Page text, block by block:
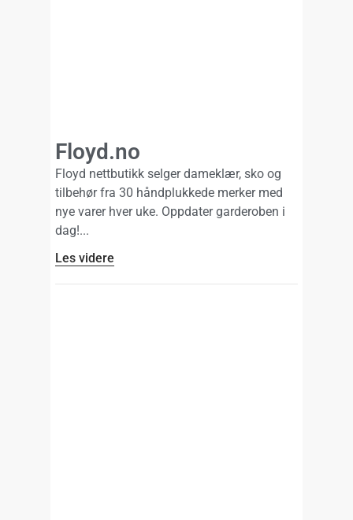
Floyd.no
Floyd nettbutikk selger dameklær, sko og
tilbehør fra 30 håndplukkede merker med
nye varer hver uke. Oppdater garderoben i
dag!
Les videre